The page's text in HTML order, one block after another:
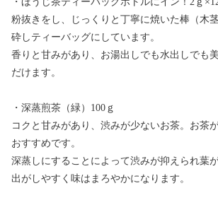
粉抜きをし、じっくりと丁寧に焼いた棒（木
砕しティーバッグにしています。
香りと甘みがあり、お湯出しでも水出しでも
だけます。
・深蒸煎茶（緑）100ｇ
コクと甘みがあり、渋みが少ないお茶。お茶
おすすめです。
深蒸しにすることによって渋みが抑えられ葉
出がしやすく味はまろやかになります。